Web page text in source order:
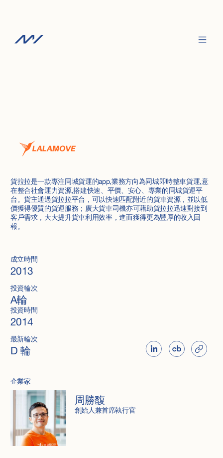
貨拉拉是一款專注同城貨運的app,業務方向為同城即時整車貨運,意
在整合社會運力資源,搭建快速、平價、安心、專業的同城貨運平
台。貨主通過貨拉拉平台，可以快速匹配附近的貨車資源，並以低
價獲得優質的貨運服務；廣大貨車司機亦可藉助貨拉拉迅速對接到
客戶需求，大大提升貨車利用效率，進而獲得更為豐厚的收入回
報。
成立時間
2013
投資輪次
A輪
投資時間
2014
最新輪次
D 輪
企業家
周勝馥
創始人兼首席執行官